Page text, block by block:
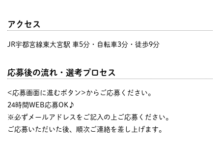
アクセス
JR宇都宮線東大宮駅 車5分・自転車3分・徒歩9分
応募後の流れ・選考プロセス
<応募画面に進むボタン>からご応募ください。
24時間WEB応募OK♪
※必ずメールアドレスをご記入の上ご応募ください。
ご応募いただいた後、順次ご連絡を差し上げます。